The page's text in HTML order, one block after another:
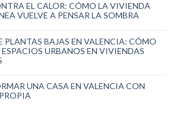
EL CALOR: CÓMO LA VIVIENDA
VUELVE A PENSAR LA SOMBRA
PLANTAS BAJAS EN VALENCIA: CÓMO
URBANOS EN VIVIENDAS
UNA CASA EN VALENCIA CON